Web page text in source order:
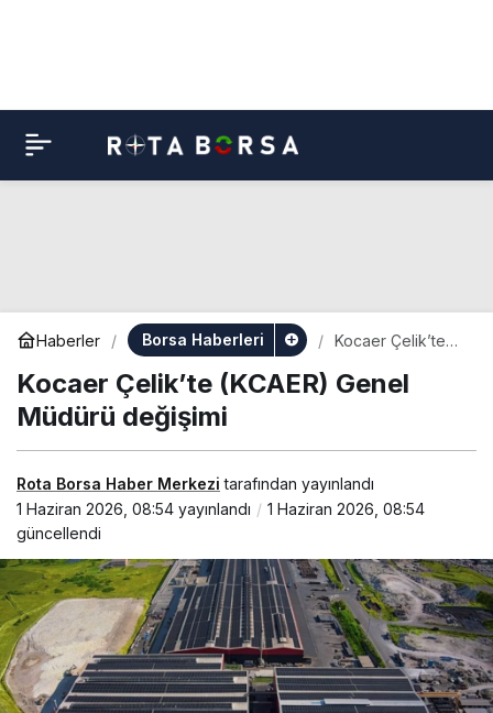
Haberler Borsa Haberleri
Kocaer Çelik’te
Müdürü değişimi
Kocaer Çelik’te (KCAER) Genel
Müdürü değişimi
Rota Borsa Haber Merkezi tarafından yayınlandı
1 Haziran 2026, 08:54 yayınlandı
1 Haziran 2026, 08:54
güncellendi